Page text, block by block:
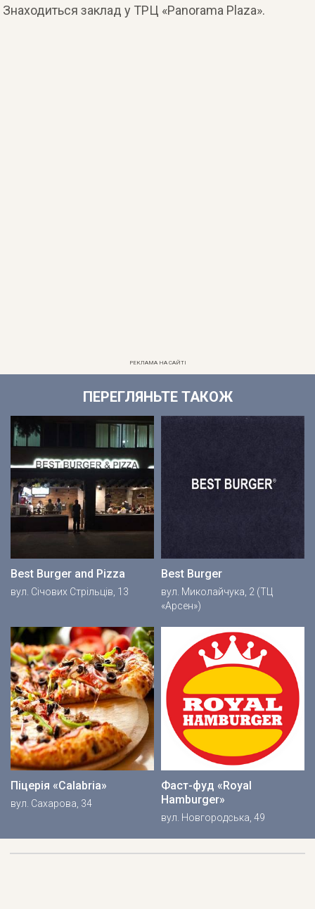
Знаходиться заклад у ТРЦ «Panorama Plaza».
РЕКЛАМА НА САЙТІ
ПЕРЕГЛЯНЬТЕ ТАКОЖ
Best Burger and Pizza
вул. Січових Стрільців, 13
Best Burger
вул. Миколайчука, 2 (ТЦ
«Арсен»)
Піцерія «Calabria»
вул. Сахарова, 34
Фаст-фуд «Royal
Hamburger»
вул. Новгородська, 49